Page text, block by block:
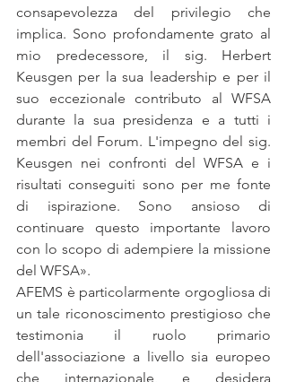
consapevolezza del privilegio che
implica. Sono profondamente grato al
mio predecessore, il sig. Herbert
Keusgen per la sua leadership e per il
suo eccezionale contributo al WFSA
durante la sua presidenza e a tutti i
membri del Forum. L'impegno del sig.
Keusgen nei confronti del WFSA e i
risultati conseguiti sono per me fonte
di ispirazione. Sono ansioso di
continuare questo importante lavoro
con lo scopo di adempiere la missione
del WFSA».
AFEMS è particolarmente orgogliosa di
un tale riconoscimento prestigioso che
testimonia il ruolo primario
dell'associazione a livello sia europeo
che internazionale, e desidera